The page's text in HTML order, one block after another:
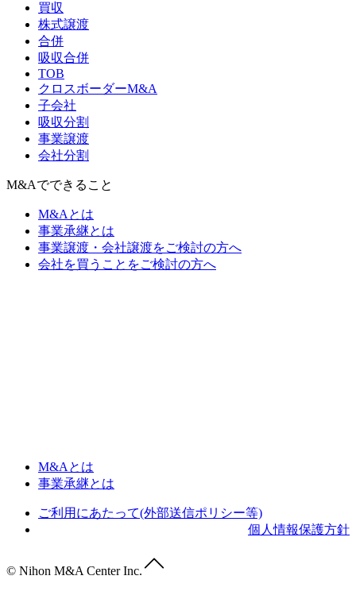
買収
株式譲渡
合併
吸収合併
TOB
クロスボーダーM&A
子会社
吸収分割
事業譲渡
会社分割
M&Aでできること
M&Aとは
事業承継とは
事業譲渡・会社譲渡をご検討の方へ
会社を買うことをご検討の方へ
M&Aとは
事業承継とは
ご利用にあたって(外部送信ポリシー等)
個人情報保護方針
© Nihon M&A Center Inc.